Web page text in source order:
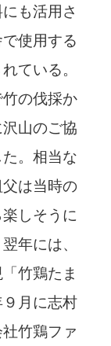
も活用さ
使用する
ている。
竹の伐採か
山のご協
。相当な
は当時の
しそうに
年には、
竹鶏たま
月に志村
竹鶏ファ